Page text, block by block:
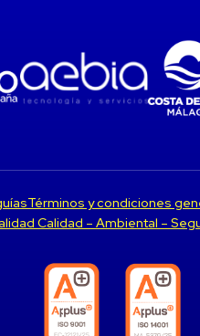
Términos y condiciones
Calidad – Ambiental –